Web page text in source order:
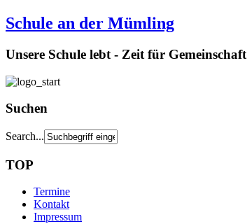
Schule an der Mümling
Unsere Schule lebt - Zeit für Gemeinschaft
Suchen
Search...
TOP
Termine
Kontakt
Impressum